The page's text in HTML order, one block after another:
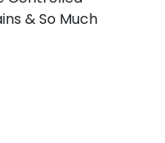
& So Much